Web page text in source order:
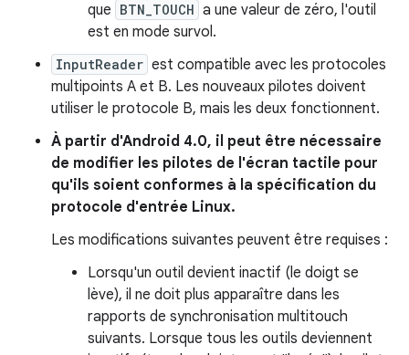
que BTN_TOUCH a une valeur de zéro, l'outil
est en mode survol.
InputReader est compatible avec les protocoles
multipoints A et B. Les nouveaux pilotes doivent
utiliser le protocole B, mais les deux fonctionnent.
À partir d'Android 4.0, il peut être nécessaire
de modifier les pilotes de l'écran tactile pour
qu'ils soient conformes à la spécification du
protocole d'entrée Linux.
Les modifications suivantes peuvent être requises :
Lorsqu'un outil devient inactif (le doigt se
lève), il ne doit plus apparaître dans les
rapports de synchronisation multitouch
suivants. Lorsque tous les outils deviennent